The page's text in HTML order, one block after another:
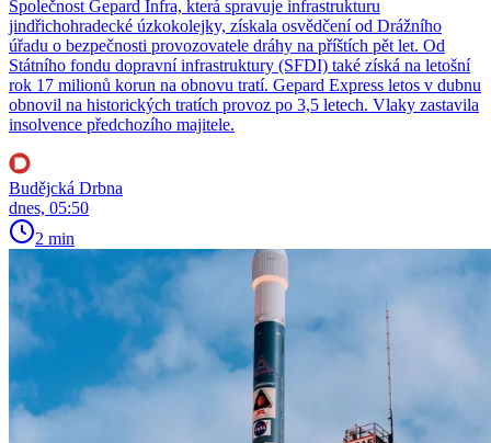
Společnost Gepard Infra, která spravuje infrastrukturu
jindřichohradecké úzkokolejky, získala osvědčení od Drážního
úřadu o bezpečnosti provozovatele dráhy na příštích pět let. Od
Státního fondu dopravní infrastruktury (SFDI) také získá na letošní
rok 17 milionů korun na obnovu tratí. Gepard Express letos v dubnu
obnovil na historických tratích provoz po 3,5 letech. Vlaky zastavila
insolvence předchozího majitele.
Budějcká Drbna
dnes, 05:50
2 min